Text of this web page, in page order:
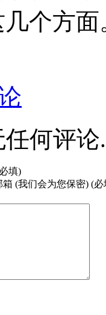
个方面
何评论.
填)
箱 (我们会为您保密) (必